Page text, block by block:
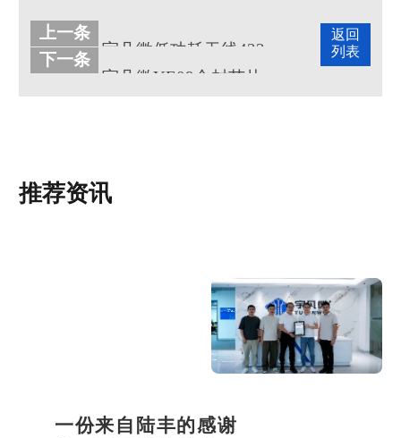
返回
列表
上一条
下一条
推荐资讯
一份来自陆丰的感谢